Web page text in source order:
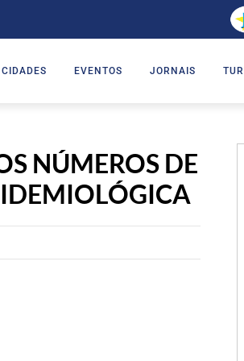
CIDADES EVENTOS JORNAIS
NÚMEROS DE